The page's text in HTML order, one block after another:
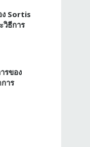
ง Sortis
ธีการ
รของ
าร